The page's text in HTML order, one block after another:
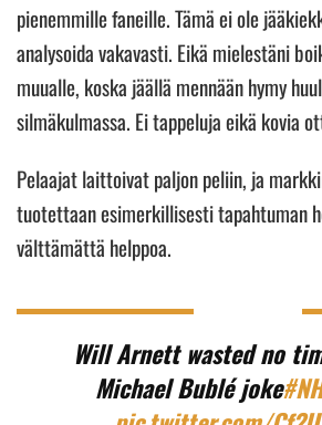
pienemmille faneille. Tämä ei ole
analysoida vakavasti. Eikä mielestäni
muualle, koska jäällä mennään hymy
silmäkulmassa. Ei tappeluja eikä kovia
Pelaajat laittoivat paljon peliin, ja
tuotettaan esimerkillisesti tapahtuman
välttämättä helppoa.
Will Arnett wasted no
Michael Bublé joke